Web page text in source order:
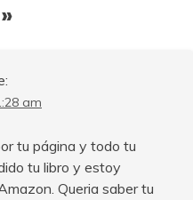
»
am
tu página y todo tu
tu libro y estoy
Queria saber tu